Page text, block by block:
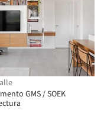
GMS / SOEK